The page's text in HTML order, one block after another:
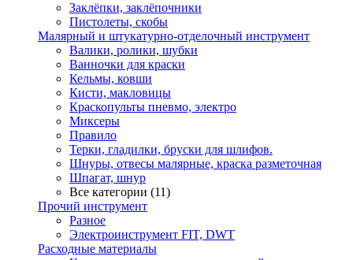
Заклёпки, заклёпочники
Пистолеты, скобы
Малярный и штукатурно-отделочный инструмент
Валики, ролики, шубки
Ванночки для краски
Кельмы, ковши
Кисти, макловицы
Краскопульты пневмо, электро
Миксеры
Правило
Терки, гладилки, бруски для шлифов.
Шнуры, отвесы малярные, краска разметочная
Шпагат, шнур
Все категории (11)
Прочий инструмент
Разное
Электроинструмент FIT, DWT
Расходные материалы